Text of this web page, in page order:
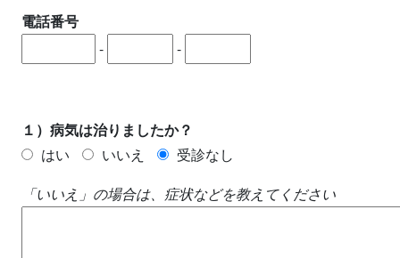
電話番号
-
-
１）病気は治りましたか？
はい
いいえ
受診なし
「いいえ」の場合は、症状などを教えてください